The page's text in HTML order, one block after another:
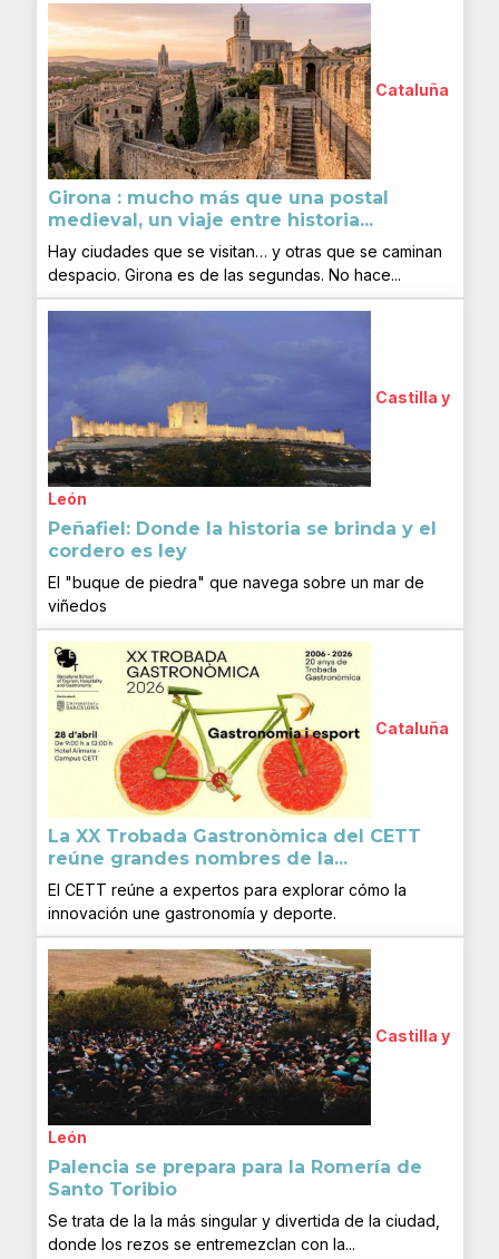
Cataluña
Girona : mucho más que una postal
medieval, un viaje entre historia...
Hay ciudades que se visitan… y otras que se caminan
despacio. Girona es de las segundas. No hace...
Castilla y
León
Peñafiel: Donde la historia se brinda y el
cordero es ley
El "buque de piedra" que navega sobre un mar de
viñedos
Cataluña
La XX Trobada Gastronòmica del CETT
reúne grandes nombres de la...
El CETT reúne a expertos para explorar cómo la
innovación une gastronomía y deporte.
Castilla y
León
Palencia se prepara para la Romería de
Santo Toribio
Se trata de la la más singular y divertida de la ciudad,
donde los rezos se entremezclan con la...